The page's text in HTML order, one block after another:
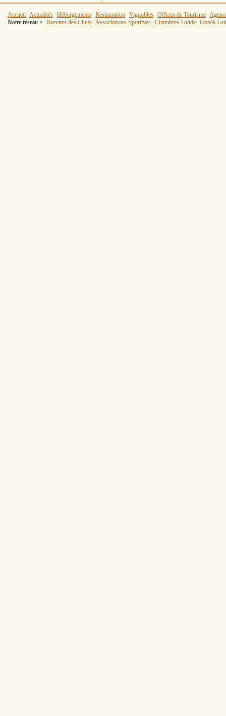
Accueil Actualités Hébergements Restauration Vignobles Offices de Tourisme
Notre réseau >
Recettes des Chefs Associations-Sportives Chambres-Guide Hotels-